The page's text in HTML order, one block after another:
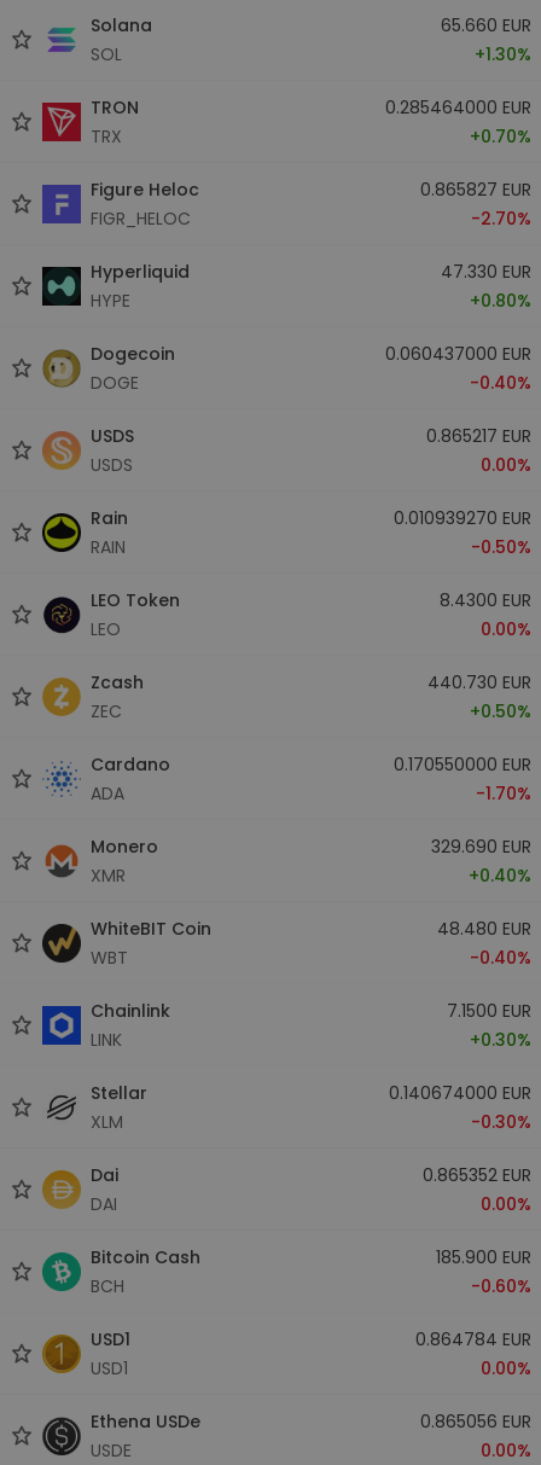
Solana
SOL
65.660 EUR
+1.30%
TRON
TRX
0.285464000 EUR
+0.70%
Figure Heloc
FIGR_HELOC
0.865827 EUR
-2.70%
Hyperliquid
HYPE
47.330 EUR
+0.80%
Dogecoin
DOGE
0.060437000 EUR
-0.40%
USDS
USDS
0.865217 EUR
0.00%
Rain
RAIN
0.010939270 EUR
-0.50%
LEO Token
LEO
8.4300 EUR
0.00%
Zcash
ZEC
440.730 EUR
+0.50%
Cardano
ADA
0.170550000 EUR
-1.70%
Monero
XMR
329.690 EUR
+0.40%
WhiteBIT Coin
WBT
48.480 EUR
-0.40%
Chainlink
LINK
7.1500 EUR
+0.30%
Stellar
XLM
0.140674000 EUR
-0.30%
Dai
DAI
0.865352 EUR
0.00%
Bitcoin Cash
BCH
185.900 EUR
-0.60%
USD1
USD1
0.864784 EUR
0.00%
Ethena USDe
USDE
0.865056 EUR
0.00%